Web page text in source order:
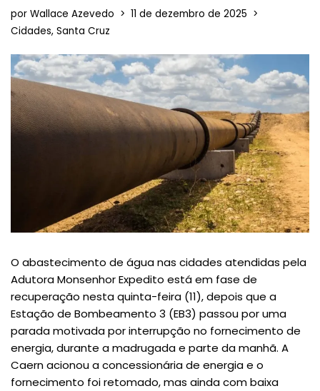
por Wallace Azevedo
11 de dezembro de 2025
Cidades, Santa Cruz
O abastecimento de água nas cidades atendidas pela
Adutora Monsenhor Expedito está em fase de
recuperação nesta quinta-feira (11), depois que a
Estação de Bombeamento 3 (EB3) passou por uma
parada motivada por interrupção no fornecimento de
energia, durante a madrugada e parte da manhã. A
Caern acionou a concessionária de energia e o
fornecimento foi retomado, mas ainda com baixa